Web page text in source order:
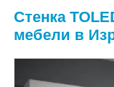
Стенка
мебели в